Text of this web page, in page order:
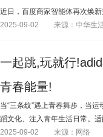
近日，百度商家智能体再次焕
2025-09-02
来源：中华生
一起跳,玩就行
青春能量!
当“三条纹”遇上青春舞步，当
蹈文化、注入青年生活日常。
2025-09-02
来源：网络